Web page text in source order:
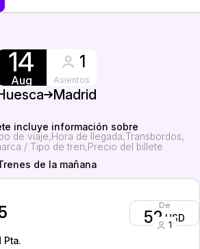
14
Aug
1
Asientos
Madrid
incluye información sobre
de viaje Hora de llegada Transbordos
/ Tipo de tren Precio del billete
de la mañana
Pta.
De
52USD
1